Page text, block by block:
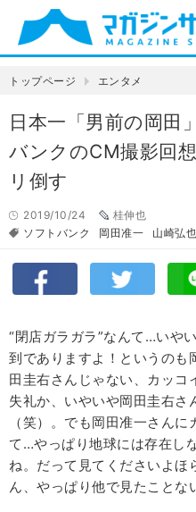
トップページ エンタメ
日本一「男前の岡田
バンクのCM撮影回
リ倒す
2019/10/24
桂伸也
ソフトバンク
岡田准一 山崎弘也
“閉店ガラガラ”なんて…いや
到でありますよ！というの
田圭右さんじゃない、カッ
失礼か、いやいや岡田圭右さ
（笑）。でも岡田准一さん
て…やっぱり地球には存在し
ね。だって見てくださいよほ
ん、やっぱり他で見たことな